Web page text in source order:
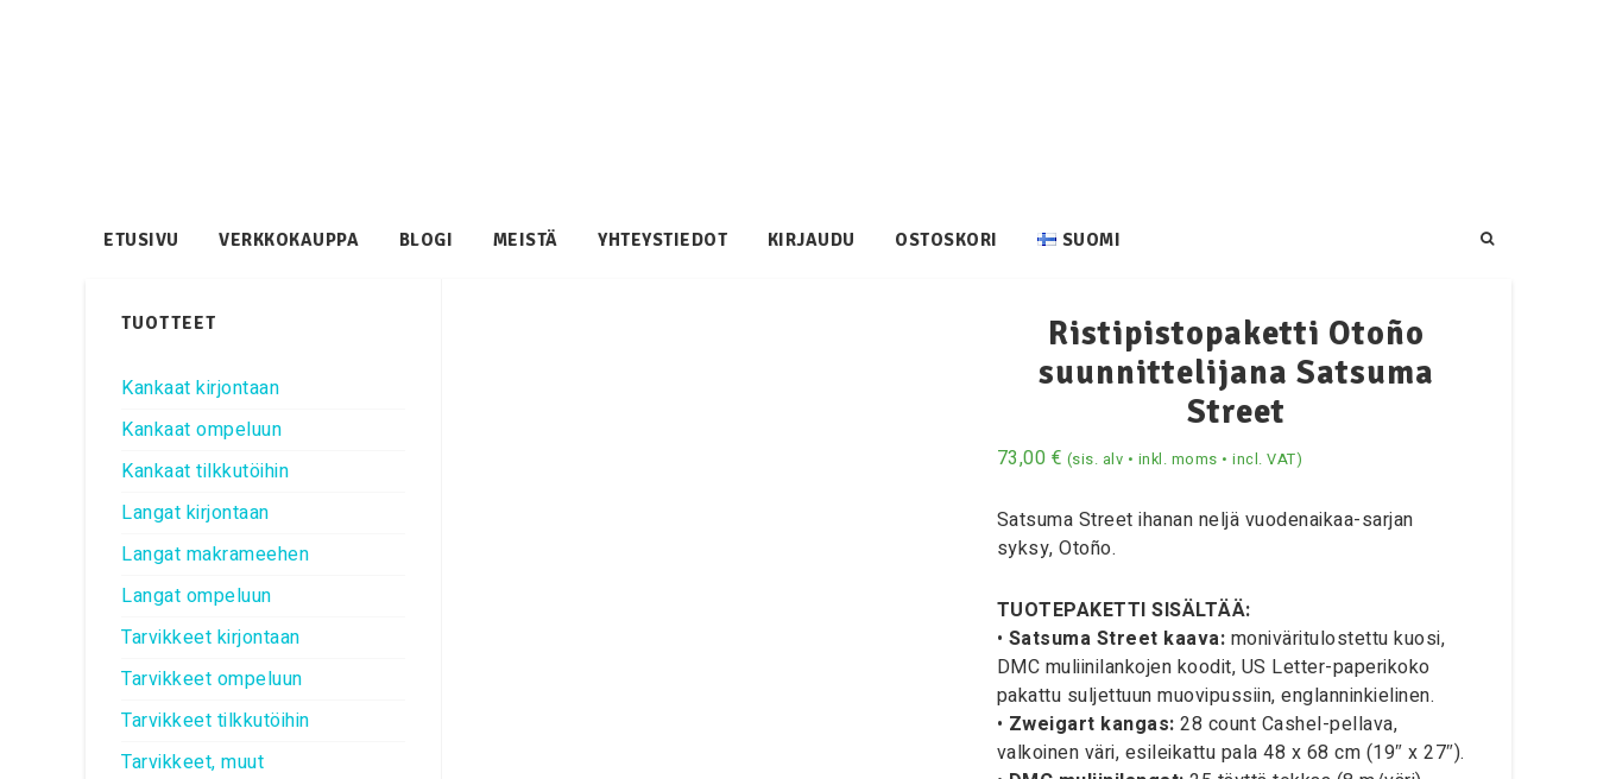
ETUSIVU VERKKOKAUPPA BLOGI MEISTÄ YHTEYSTIEDOT KIRJAUDU OSTOSKORI SUOMI
Ristipistopaketti Otoño
suunnittelijana Satsuma
Street
73,00 € (sis. alv • inkl. moms • incl. VAT)
Satsuma Street ihanan neljä vuodenaikaa-sarjan
syksy, Otoño.
TUOTEPAKETTI SISÄLTÄÄ:
• Satsuma Street kaava: moniväritulostettu kuosi,
DMC muliinilankojen koodit, US Letter-paperikoko
pakattu suljettuun muovipussiin, englanninkielinen.
• Zweigart kangas: 28 count Cashel-pellava,
valkoinen väri, esileikattu pala 48 x 68 cm (19″ x 27″).
TUOTTEET
Kankaat kirjontaan
Kankaat ompeluun
Kankaat tilkkutöihin
Langat kirjontaan
Langat makrameehen
Langat ompeluun
Tarvikkeet kirjontaan
Tarvikkeet ompeluun
Tarvikkeet tilkkutöihin
Tarvikkeet, muut